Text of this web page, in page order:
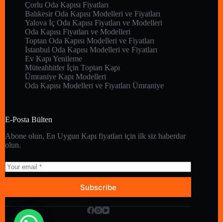
Çorlu Oda Kapısı Fiyatları
Balıkesir Oda Kapısı Modelleri ve Fiyatları
Yalova İç Oda Kapısı Fiyatları ve Modelleri
Oda Kapısı Fiyatları ve Modelleri
Toptan Oda Kapısı Modelleri ve Fiyatları
İstanbul Oda Kapısı Modelleri ve Fiyatları
Ev Kapı Yenileme
Müteahhitler İçin Toptan Kapı
Ümraniye Kapı Modelleri
Oda Kapısı Modelleri ve Fiyatları Ümraniye
E-Posta Bülten
Abone olun, En Uygun Kapı fiyatları için ilk siz haberdar
olun.
Subscribe